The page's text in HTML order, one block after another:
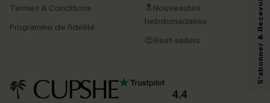
Termes & Conditions
Programme de fidélité
🔝Nouveautés
hebdomadaires
😍Best-sellers
4.4
En soumettant votre adresse e-mail, vous acceptez de recevoir des e-mails
marketing (y compris du contenu généré par l'IA) de Cupshe et
reconnaissez avoir pris connaissance de nos
pouvons utiliser les données collectées sur notre site ainsi que des
produits susceptibles de vous intéresser, conformément à notre
Politique de
confidentialité
. Vous pouvez vous désabonner à tout moment.